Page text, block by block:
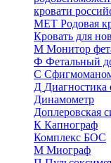
кровати
МЕТ Родовая
Кровать для
М Монитор
Ф Фетальный
C
Д Диагностика
Динамометр
Доплеровская
К Капнограф
Комплекс БОС
М Миограф